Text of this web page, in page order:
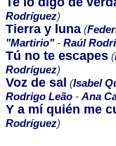
Rodríguez)
Tierra y luna (
"Martirio"- Raúl
Tú no te escapes (
Rodríguez)
Voz de sal (Isabel
Rodrigo Leão - Ana
Y a mí quién me
Rodríguez)